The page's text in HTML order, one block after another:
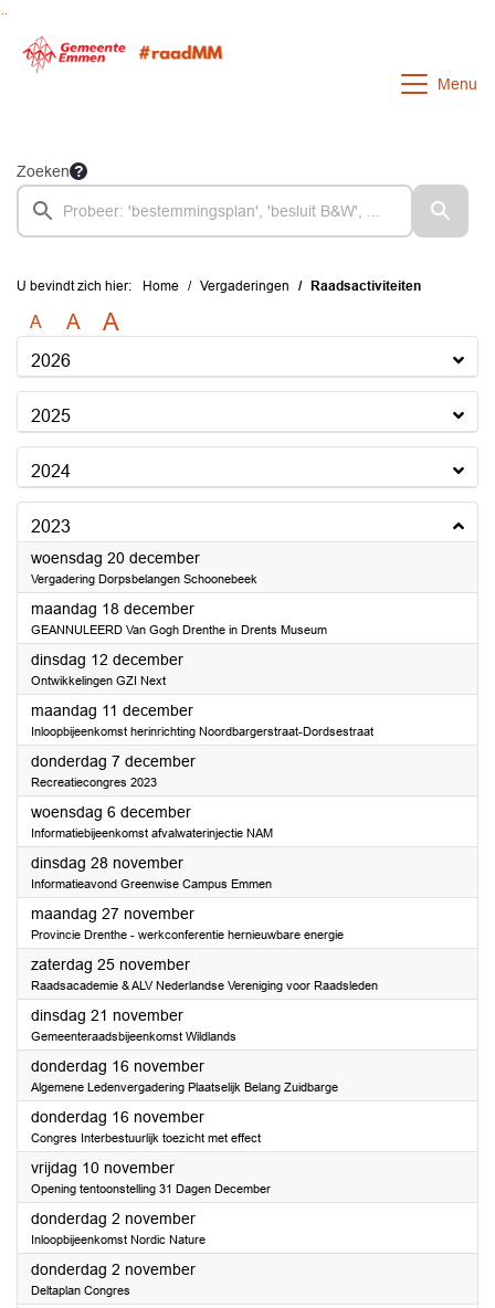
Menu
Zoeken
U bevindt zich hier: Home Vergaderingen Raadsactiviteiten
A A A
2026
2025
2024
2023
woensdag 20 december2023
Vergadering Dorpsbelangen Schoonebeek
maandag 18 december2023
GEANNULEERD Van Gogh Drenthe in Drents Museum
dinsdag 12 december2023
Ontwikkelingen GZI Next
maandag 11 december2023
Inloopbijeenkomst herinrichting Noordbargerstraat-Dordsestraat
donderdag 7 december2023
Recreatiecongres 2023
woensdag 6 december2023
Informatiebijeenkomst afvalwaterinjectie NAM
dinsdag 28 november2023
Informatieavond Greenwise Campus Emmen
maandag 27 november2023
Provincie Drenthe - werkconferentie hernieuwbare energie
zaterdag 25 november2023
Raadsacademie & ALV Nederlandse Vereniging voor Raadsleden
dinsdag 21 november2023
Gemeenteraadsbijeenkomst Wildlands
donderdag 16 november2023
Algemene Ledenvergadering Plaatselijk Belang Zuidbarge
donderdag 16 november2023
Congres Interbestuurlijk toezicht met effect
vrijdag 10 november2023
Opening tentoonstelling 31 Dagen December
donderdag 2 november2023
Inloopbijeenkomst Nordic Nature
donderdag 2 november2023
Deltaplan Congres